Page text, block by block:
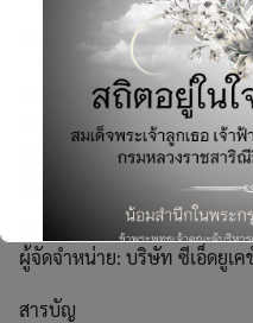
รายละเอียดสินค้า
ขนาด: 17*22 ซม.
จำนวนหน้า: 176 หน้า
พิมพ์ครั้งที่ 1: มีนาคม 2556
ลักษณะพิเศษ: พิมพ์ 4 สี
ระดับความยากง่าย: ผู้เริ่มต้น
ผู้จัดจำหน่าย: บริษัท ซีเอ็ดยูเ
สารบัญ